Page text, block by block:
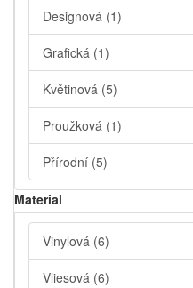
Designová (1)
Grafická (1)
Květinová (5)
Proužková (1)
Přírodní (5)
Material
Vinylová (6)
Vliesová (6)